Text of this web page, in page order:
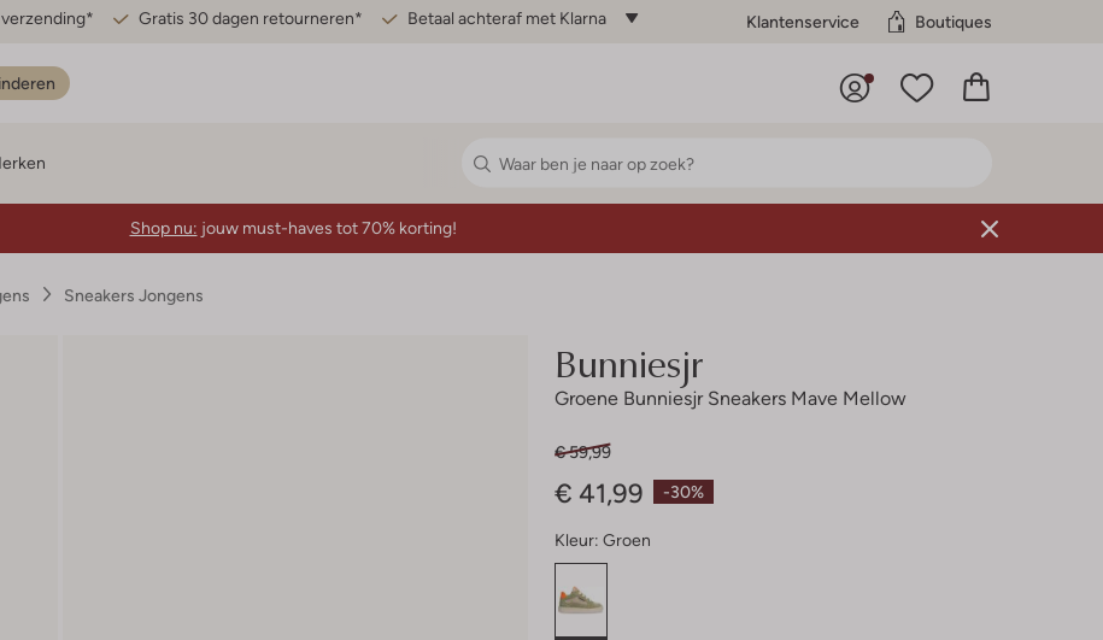
Gratis 30 dagen retourneren* Betaal achteraf met Klarna Klantenservice Boutiques
Shop nu: jouw must-haves tot 70% korting!
Sneakers Jongens
Bunniesjr
Groene Bunniesjr Sneakers Mave Mellow
-30%
€ 59,99
€ 41,99
Kleur: Groen